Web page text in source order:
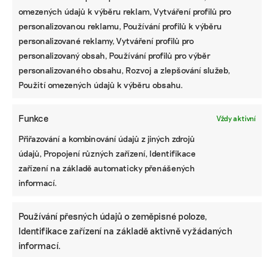
omezených údajů k výběru reklam, Vytváření profilů pro
personalizovanou reklamu, Používání profilů k výběru
personalizované reklamy, Vytváření profilů pro
personalizovaný obsah, Používání profilů pro výběr
personalizovaného obsahu, Rozvoj a zlepšování služeb,
Použití omezených údajů k výběru obsahu.
Funkce Vždy aktivní
Přiřazování a kombinování údajů z jiných zdrojů
údajů, Propojení různých zařízení, Identifikace
zařízení na základě automaticky přenášených
informací.
Používání přesných údajů o zeměpisné poloze,
Identifikace zařízení na základě aktivně vyžádaných
informací.